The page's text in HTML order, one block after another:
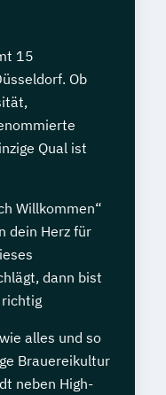
15
Ob
Qual ist
Willkommen“
dein Herz für
dann bist
alles und so
Brauereikultur
neben High-